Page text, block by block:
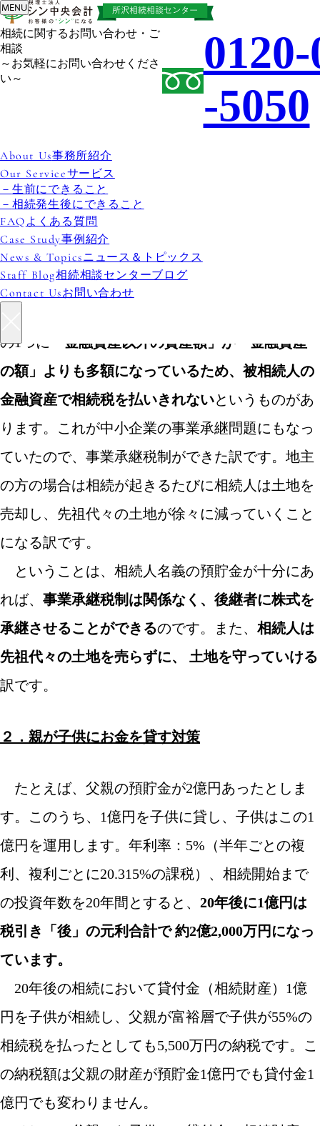
相続に関するお問い合わせ・ご
相談
～お気軽にお問い合わせくださ
い～
-5050
事務所紹介
サービス
生前にできること
相続発生後にできること
よくある質問
事例紹介
ニュース＆トピックス
相続相談センターブログ
お問い合わせ
MENU お知らせ
2025-12-04
お知らせ
税金マル得情報「親が子供にお金を貸す
相続税対策」 （その１）
/
１．よくある相続税の納税資金の問題
/
の1つに
「金融資産以外の資産額」が「金融資産
の額」よりも多額になっているため、被相続人の
金融資産で相続税を払いきれないというものがあ
ります。これが中小企業の事業承継問題にもなっ
ていたので、事業承継税制ができた訳です。地主
の方の場合は相続が起きるたびに相続人は土地を
売却し、先祖代々の土地が徐々に減っていくこと
になる訳です。
ということは、相続人名義の預貯金が十分にあ
れば、 事業承継税制は関係なく、後継者に株式を
承継させることができるのです。また、 相続人は
先祖代々の土地を売らずに、 土地を守っていける
訳です。
２．親が子供にお金を貸す対策
たとえば、父親の預貯金が2億円あったとしま
す。このうち、1億円を子供に貸し、子供はこの1
億円を運用します。年利率：5%（半年ごとの複
利、複利ごとに20.315%の課税）、相続開始まで
の投資年数を20年間とすると、 20年後に1億円は
税引き「後」の元利合計で 約2億2,000万円になっ
ています。
20年後の相続において貸付金（相続財産）1億
円を子供が相続し、父親が富裕層で子供が55%の
相続税を払ったとしても5,500万円の納税です。こ
の納税額は父親の財産が預貯金1億円でも貸付金1
億円でも変わりません。